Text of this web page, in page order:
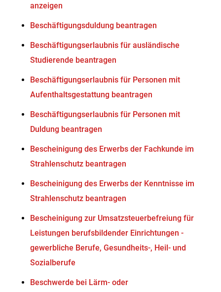
anzeigen
Beschäftigungsduldung beantragen
Beschäftigungserlaubnis für ausländische
Studierende beantragen
Beschäftigungserlaubnis für Personen mit
Aufenthaltsgestattung beantragen
Beschäftigungserlaubnis für Personen mit
Duldung beantragen
Bescheinigung des Erwerbs der Fachkunde im
Strahlenschutz beantragen
Bescheinigung des Erwerbs der Kenntnisse im
Strahlenschutz beantragen
Bescheinigung zur Umsatzsteuerbefreiung für
Leistungen berufsbildender Einrichtungen -
gewerbliche Berufe, Gesundheits-, Heil- und
Sozialberufe
Beschwerde bei Lärm- oder